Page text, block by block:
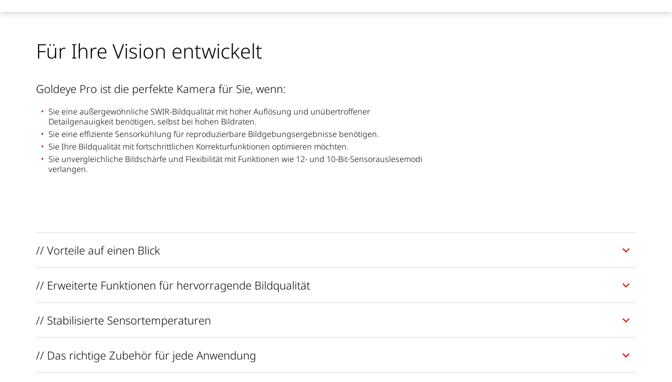
Für Ihre Vision entwickelt
Goldeye Pro ist die perfekte Kamera für Sie, wenn:
Sie eine außergewöhnliche SWIR-Bildqualität mit hoher Auflösung und unübertroffener
Detailgenauigkeit benötigen, selbst bei hohen Bildraten.
Sie eine effiziente Sensorkühlung für reproduzierbare Bildgebungsergebnisse benötigen.
Sie Ihre Bildqualität mit fortschrittlichen Korrekturfunktionen optimieren möchten.
Sie unvergleichliche Bildschärfe und Flexibilität mit Funktionen wie 12- und 10-Bit-Sensorauslesemodi
verlangen.
// Vorteile auf einen Blick
// Erweiterte Funktionen für hervorragende Bildqualität
// Stabilisierte Sensortemperaturen
// Das richtige Zubehör für jede Anwendung